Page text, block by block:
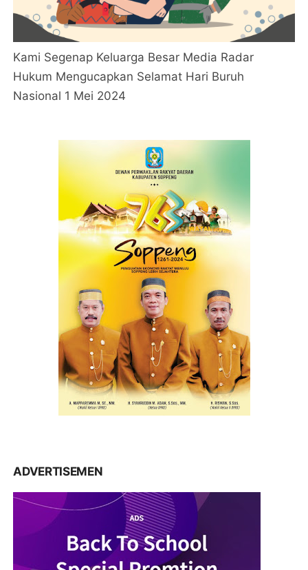
Kami Segenap Keluarga Besar Media Radar
Hukum Mengucapkan Selamat Hari Buruh
Nasional 1 Mei 2024
ADVERTISEMEN